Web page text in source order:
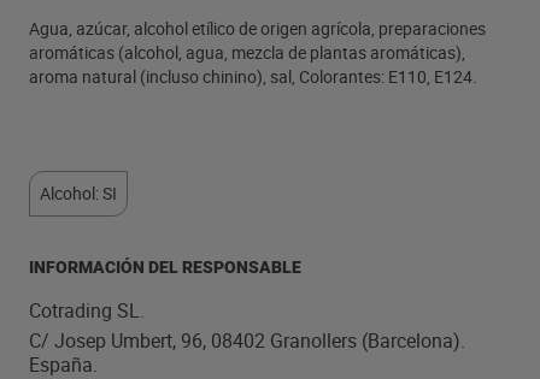
Agua, azúcar, alcohol etílico de origen agrícola, preparaciones
aromáticas (alcohol, agua, mezcla de plantas aromáticas),
aroma natural (incluso chinino), sal, Colorantes: E110, E124.
Alcohol: SI
INFORMACIÓN DEL RESPONSABLE
Cotrading SL.
C/ Josep Umbert, 96, 08402 Granollers (Barcelona).
España.